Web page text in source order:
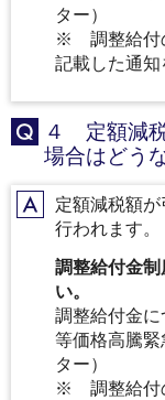
ター）
※ 調整給付
記載した通知
Q
４ 定額減
場合はどう
A定額減税額
行われます。
調整給付金
い。
調整給付金
等価格高騰
ター）
※ 調整給付